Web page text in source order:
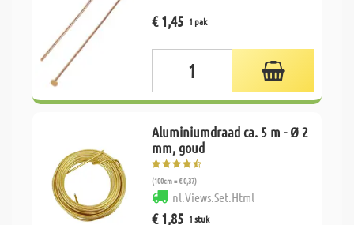
€ 1,45 1 pak
Aluminiumdraad ca. 5 m - Ø 2
mm, goud
(100cm = € 0,37)
nl.Views.Set.Html
€ 1,85 1 stuk